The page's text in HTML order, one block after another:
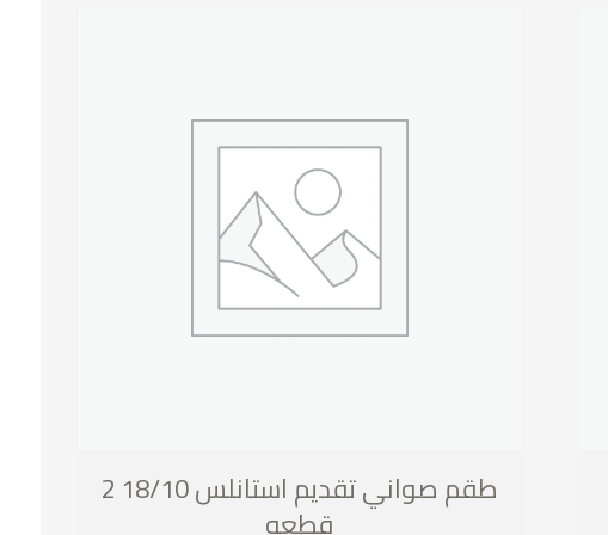
طقم صواني تقديم استانلس 18/10 2
قطعه